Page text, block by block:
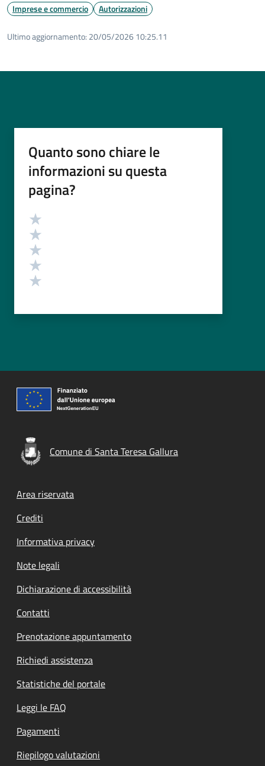
Imprese e commercio Autorizzazioni
Ultimo aggiornamento: 20/05/2026 10:25.11
Quanto sono chiare le
informazioni su questa
pagina?
Valutazione
Comune di Santa Teresa Gallura
Footer menu
Area riservata
Crediti
Informativa privacy
Note legali
Dichiarazione di accessibilità
Contatti
Prenotazione appuntamento
Richiedi assistenza
Statistiche del portale
Leggi le FAQ
Pagamenti
Riepilogo valutazioni